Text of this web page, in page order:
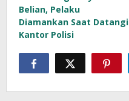
Belian, Pelaku
Diamankan Saat Datangi
Kantor Polisi